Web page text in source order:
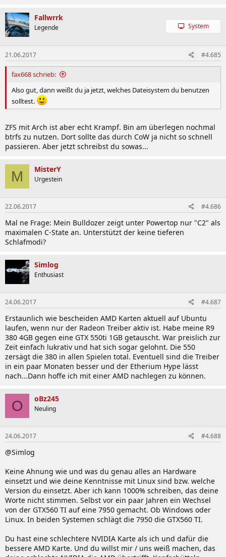
Fallwrrk
Legende System
21.06.2017 #4.685
fax668 schrieb:
Also gut, dann weißt du ja jetzt, welches Dateisystem du benutzen
solltest.
ZFS mit Arch ist aber echt Krampf. Bin am überlegen nochmal
btrfs zu nutzen. Dort sollte das durch CoW ja nicht so schnell
passieren. Aber jetzt schreibst du sowas...
M MisterY
Urgestein
22.06.2017 #4.686
Mal ne Frage: Mein Bulldozer zeigt unter Powertop nur "C2" als
maximalen C-State an. Unterstützt der keine tieferen
Schlafmodi?
Simlog
Enthusiast
24.06.2017 #4.687
Erstaunlich wie bescheiden AMD Karten aktuell auf Ubuntu
laufen, wenn nur der Radeon Treiber aktiv ist. Habe meine R9
380 4GB gegen eine GTX 550ti 1GB getauscht. War preislich zur
Zeit einfach lukrativ und hat sich sogar gelohnt. Die 550
zersägt die 380 in allen Spielen total. Eventuell sind die Treiber
in ein paar Monaten besser und der Etherium Hype lässt
nach...Dann hoffe ich mit einer AMD nachlegen zu können.
O oBz245
Neuling
24.06.2017 #4.688
@Simlog
Keine Ahnung wie und was du genau alles an Hardware
einsetzt und wie deine Kenntnisse mit Linux sind bzw. welche
Version du einsetzt. Aber ich kann 1000% schreiben, das deine
Worte nicht stimmen. Selbst vor ein paar Jahren ein Wechsel
von der GTX560 TI auf eine 7950 gemacht. Ob Windows oder
Linux. In beiden Systemen schlägt die 7950 die GTX560 TI.
Du hast eine schlechtere NVIDIA Karte als ich und dafür die
bessere AMD Karte. Und du willst mir / uns weiß machen, das